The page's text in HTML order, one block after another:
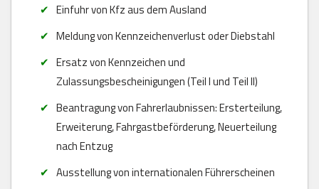
Einfuhr von Kfz aus dem Ausland
Meldung von Kennzeichenverlust oder Diebstahl
Ersatz von Kennzeichen und
Zulassungsbescheinigungen (Teil I und Teil II)
Beantragung von Fahrerlaubnissen: Ersterteilung,
Erweiterung, Fahrgastbeförderung, Neuerteilung
nach Entzug
Ausstellung von internationalen Führerscheinen